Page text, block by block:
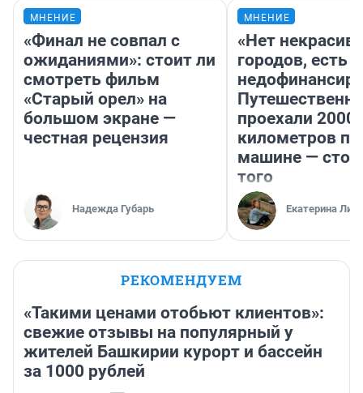
МНЕНИЕ
«Финал не совпал с
ожиданиями»: стоит ли
смотреть фильм
«Старый орел» на
большом экране —
честная рецензия
Надежда Губарь
МНЕНИЕ
«Нет
городов, есть
проехали 2000
километров по
машине —
того
Екатерина
РЕКОМЕНДУЕМ
«Такими ценами отобьют клиентов»:
свежие отзывы на популярный у
жителей Башкирии курорт и бассейн
за 1000 рублей